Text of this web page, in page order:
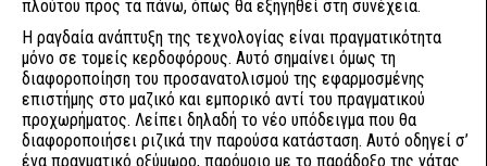
πλούτου προς τα πάνω, όπως θα εξηγηθεί στη συνέχεια.
Η ραγδαία ανάπτυξη της τεχνολογίας είναι πραγματικότητα
μόνο σε τομείς κερδοφόρους. Αυτό σημαίνει όμως τη
διαφοροποίηση του προσανατολισμού της εφαρμοσμένης
επιστήμης στο μαζικό και εμπορικό αντί του πραγματικού
προχωρήματος. Λείπει δηλαδή το νέο υπόδειγμα που θα
διαφοροποιήσει ριζικά την παρούσα κατάσταση. Αυτό οδηγεί σ’
ένα πραγματικό οξύμωρο, παρόμοιο με το παράδοξο της γάτας